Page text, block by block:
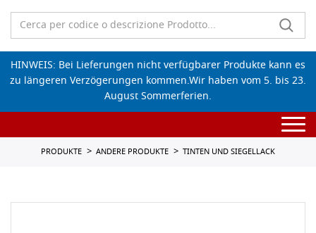
Wunschliste leeren
HINWEIS: Bei Lieferungen nicht verfügbarer Produkte kann es
zu längeren Verzögerungen kommen.Wir haben vom 5. bis 23.
August Sommerferien.
PRODUKTE ANDERE PRODUKTE TINTEN UND SIEGELLACK